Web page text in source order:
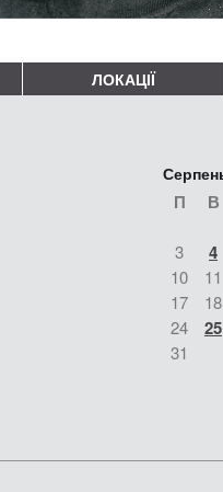
ЛОКАЦІЇ
П В
3 4
10
11
17
18
24
25
31